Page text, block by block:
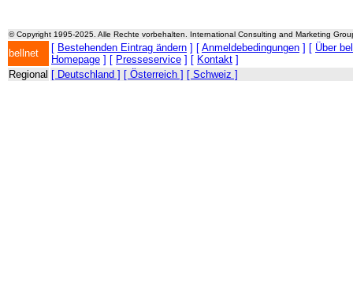
© Copyright 1995-2025. Alle Rechte vorbehalten. International Consulting and Marketing
bellnet [ Bestehenden Eintrag ändern ] [ Anmeldebedingungen ] [ Über
Homepage ] [ Presseservice ] [ Kontakt ]
Regional [ Deutschland ] [ Österreich ] [ Schweiz ]